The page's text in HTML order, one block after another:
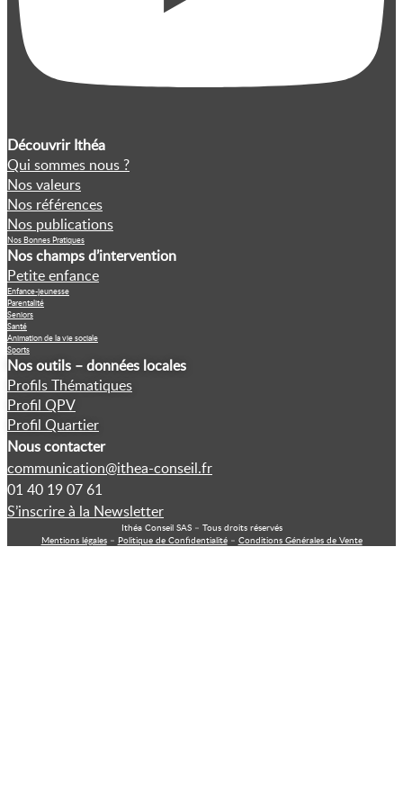
Découvrir Ithéa
Qui sommes nous ?
Nos valeurs
Nos références
Nos publications
Nos Bonnes Pratiques
Nos champs d’intervention
Petite enfance
Enfance-jeunesse
Parentalité
Seniors
Santé
Animation de la vie sociale
Sports
Nos outils – données locales
Profils Thématiques
Profil QPV
Profil Quartier
Nous contacter
communication@ithea-conseil.fr
01 40 19 07 61
S’inscrire à la Newsletter
Ithéa Conseil SAS – Tous droits réservés
Mentions légales– Politique de Confidentialité– Conditions Générales de Vente